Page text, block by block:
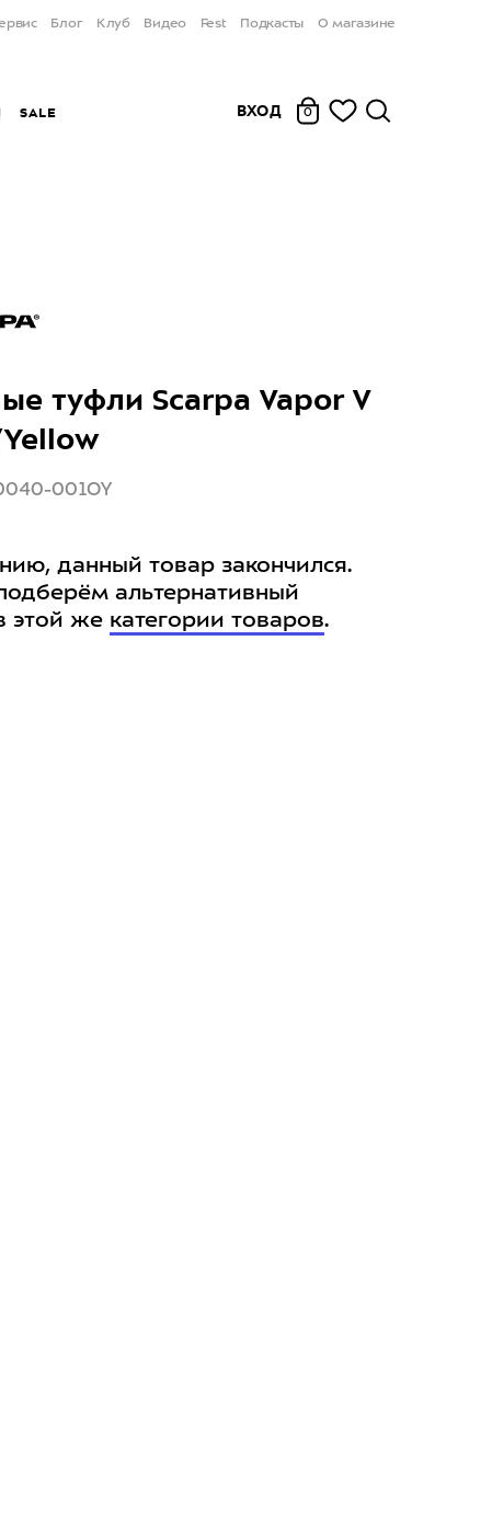
Блог Клуб Видео Fest Подкасты О магазине
SALE ВХОД 0
туфли Scarpa Vapor V
001OY
данный товар закончился.
альтернативный
этой же категории товаров.